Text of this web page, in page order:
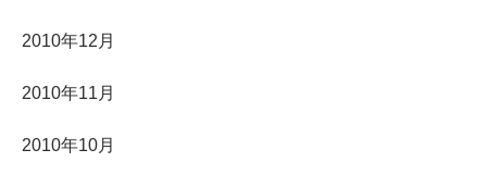
2010年12月
2010年11月
2010年10月